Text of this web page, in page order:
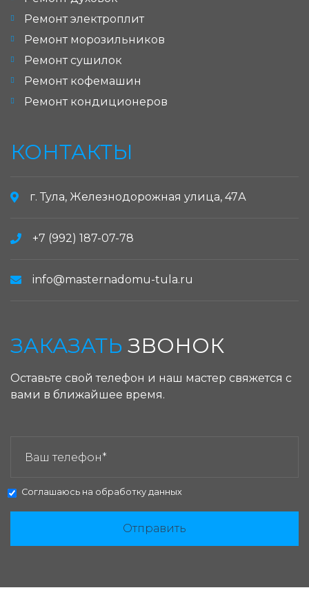
Ремонт электроплит
Ремонт морозильников
Ремонт сушилок
Ремонт кофемашин
Ремонт кондиционеров
КОНТАКТЫ
г. Тула, Железнодорожная улица, 47А
+7 (992) 187-07-78
info@masternadomu-tula.ru
ЗАКАЗАТЬ ЗВОНОК
Оставьте свой телефон и наш мастер свяжется с
вами в ближайшее время.
Соглашаюсь на обработку данных
Отправить